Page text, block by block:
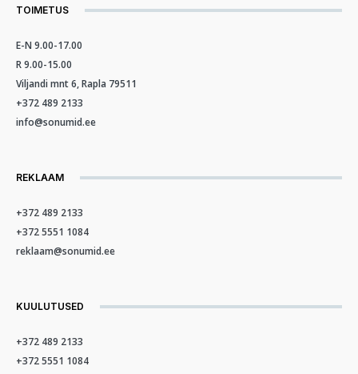
TOIMETUS
E-N 9.00-17.00
R 9.00-15.00
Viljandi mnt 6, Rapla 79511
+372 489 2133
info@sonumid.ee
REKLAAM
+372 489 2133
+372 5551 1084
reklaam@sonumid.ee
KUULUTUSED
+372 489 2133
+372 5551 1084